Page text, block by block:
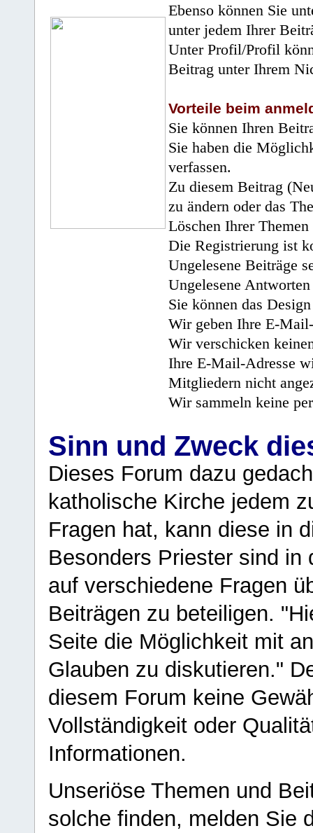
Ebenso können Sie
unter jedem Ihrer
Unter Profil/Profil
Beitrag unter Ihrem
Vorteile beim
Sie können Ihren
Sie haben die
verfassen.
Zu diesem Beitrag
zu ändern oder das
Löschen Ihrer
Die Registrierung ist
Ungelesene Beiträge
Ungelesene
Sie können das
Wir geben Ihre E-
Wir verschicken
Ihre E-Mail-Adresse
Mitgliedern nicht
Wir sammeln keine
Sinn und Zweck
Dieses Forum dazu
katholische Kirche jedem
Fragen hat, kann diese in
Besonders Priester sind in
auf verschiedene Fragen
Beiträgen zu beteiligen.
Seite die Möglichkeit mit
Glauben zu diskutieren."
diesem Forum keine
Vollständigkeit oder
Informationen.
Unseriöse Themen und
solche finden, melden Sie